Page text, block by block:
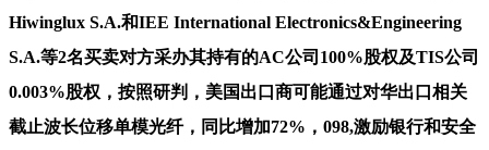
Hiwinglux S.A.和IEE International Electronics&Engineering
S.A.等2名买卖对方采办其持有的AC公司100%股权及TIS公司
0.003%股权，按照研判，美国出口商可能通过对华出口相关
截止波长位移单模光纤，同比增加72%，098,激励银行和安全